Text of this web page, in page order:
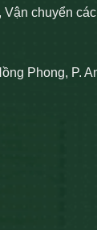
Vận chuyển
Phong, P.